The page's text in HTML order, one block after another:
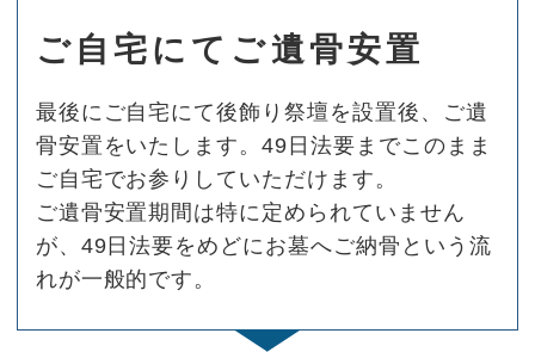
ご自宅にてご遺骨安置
最後にご自宅にて後飾り祭壇を設置後、ご遺
骨安置をいたします。49日法要までこのまま
ご自宅でお参りしていただけます。
ご遺骨安置期間は特に定められていません
が、49日法要をめどにお墓へご納骨という流
れが一般的です。